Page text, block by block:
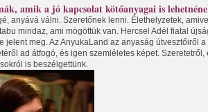
amik a jó kapcsolat kötőanyagai is
anyává válni. Szeretőnek lenni. Élethelyzetek,
mindaz, ami mögöttük van. Hercsel Adél fiatal
jelent meg. Az AnyukaLand az anyaság útvesztőiről
ad átfogó, és igen szemléletes képet.
is beszélgettünk.